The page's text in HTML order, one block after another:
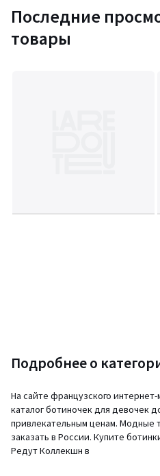
Последние
товары
Подробнее о
На сайте французского
каталог ботиночек для девочек
привлекательным ценам. Модные
заказать в России. Купите
Редут Коллекшн в